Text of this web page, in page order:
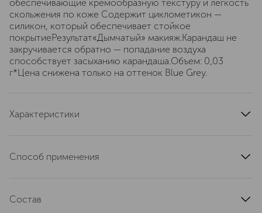
обеспечивающие кремообразную текстуру и легкость
скольжения по коже Cодержит циклометикон —
силикон, который обеспечивает стойкое
покрытиеРезультат«Дымчатый» макияж.Карандаш не
закручивается обратно — попадание воздуха
способствует засыханию карандаша.Объем: 0,03
г*Цена снижена только на оттенок Blue Grey.
Характеристики
тип продукта
Способ применения
аппликатор для растушевки и создания "дымки", если
Состав